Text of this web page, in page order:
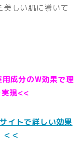
しい肌に導いて
成分のW効果で理
実現<<
イトで詳しい効果
＜